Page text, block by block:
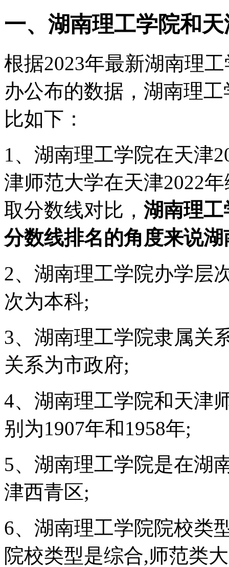
一、湖南理工学院和
根据2023年最新湖南理
办公布的数据，湖南理
比如下：
1、湖南理工学院在天津
津师范大学在天津2022
取分数线对比， 湖南理
分数线排名的角度来说
2、湖南理工学院办学层
次为本科;
3、湖南理工学院隶属关
关系为市政府;
4、湖南理工学院和天津
别为1907年和1958年;
5、湖南理工学院是在湖
津西青区;
6、湖南理工学院院校类
院校类型是综合,师范类